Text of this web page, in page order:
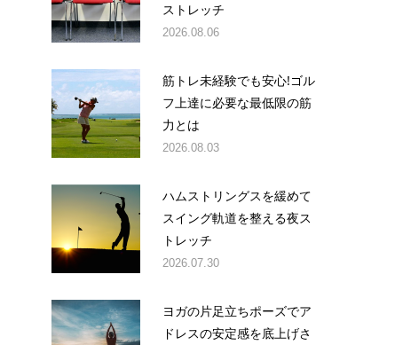
ストレッチ
2026.08.06
筋トレ未経験でも安心!ゴル
フ上達に必要な最低限の筋
力とは
2026.08.03
ハムストリングスを緩めて
スイング軌道を整える夜ス
トレッチ
2026.07.30
ヨガの片足立ちポーズでア
ドレスの安定感を底上げさ